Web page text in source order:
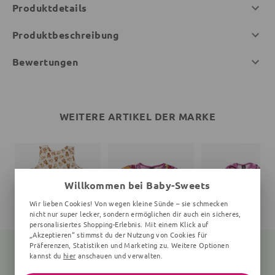
Produktdetails
Produktbeschreibung
Bewertungen
WEITERE ARTIKEL DER MARKE
Willkommen bei Baby-Sweets
Wir lieben Cookies! Von wegen kleine Sünde – sie schmecken
nicht nur super lecker, sondern ermöglichen dir auch ein sicheres,
personalisiertes Shopping-Erlebnis. Mit einem Klick auf
„Akzeptieren“ stimmst du der Nutzung von Cookies für
Präferenzen, Statistiken und Marketing zu. Weitere Optionen
kannst du hier anschauen und verwalten.